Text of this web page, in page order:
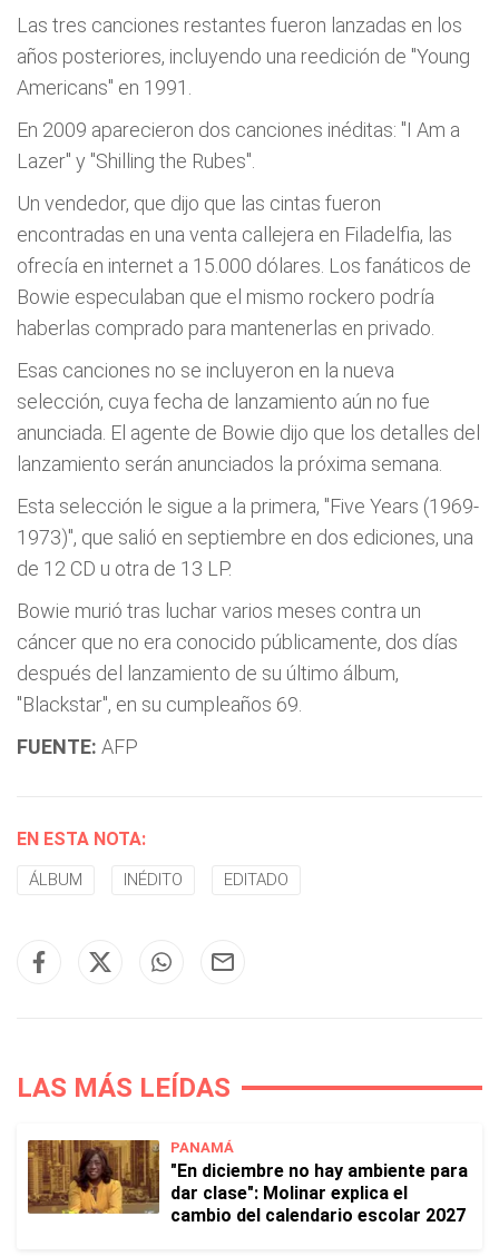
Las tres canciones restantes fueron lanzadas en los
años posteriores, incluyendo una reedición de "Young
Americans" en 1991.
En 2009 aparecieron dos canciones inéditas: "I Am a
Lazer" y "Shilling the Rubes".
Un vendedor, que dijo que las cintas fueron
encontradas en una venta callejera en Filadelfia, las
ofrecía en internet a 15.000 dólares. Los fanáticos de
Bowie especulaban que el mismo rockero podría
haberlas comprado para mantenerlas en privado.
Esas canciones no se incluyeron en la nueva
selección, cuya fecha de lanzamiento aún no fue
anunciada. El agente de Bowie dijo que los detalles del
lanzamiento serán anunciados la próxima semana.
Esta selección le sigue a la primera, "Five Years (1969-
1973)", que salió en septiembre en dos ediciones, una
de 12 CD u otra de 13 LP.
Bowie murió tras luchar varios meses contra un
cáncer que no era conocido públicamente, dos días
después del lanzamiento de su último álbum,
"Blackstar", en su cumpleaños 69.
FUENTE: AFP
EN ESTA NOTA:
ÁLBUM INÉDITO EDITADO
LAS MÁS LEÍDAS
PANAMÁ
"En diciembre no hay ambiente para
dar clase": Molinar explica el
cambio del calendario escolar 2027